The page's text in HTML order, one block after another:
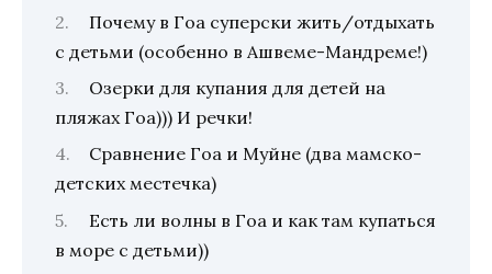
Почему в Гоа суперски жить/отдыхать
с детьми (особенно в Ашвеме-Мандреме!)
Озерки для купания для детей на
пляжах Гоа))) И речки!
Сравнение Гоа и Муйне (два мамско-
детских местечка)
Есть ли волны в Гоа и как там купаться
в море с детьми))